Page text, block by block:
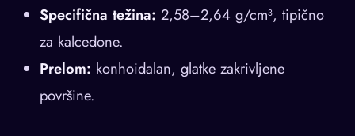
Specifična težina: 2,58–2,64 g/cm³, tipično
za kalcedone.
Prelom: konhoidalan, glatke zakrivljene
površine.